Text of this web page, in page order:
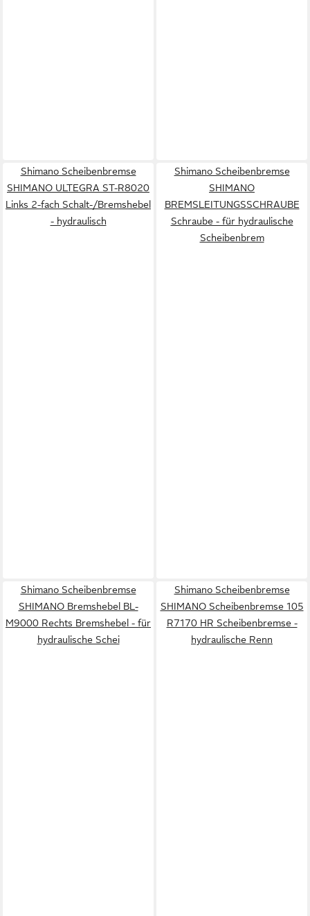
Shimano Scheibenbremse
SHIMANO ULTEGRA ST-R8020
Links 2-fach Schalt-/Bremshebel
- hydraulisch
Shimano Scheibenbremse
SHIMANO
BREMSLEITUNGSSCHRAUBE
Schraube - für hydraulische
Scheibenbrem
Shimano Scheibenbremse
SHIMANO Bremshebel BL-
M9000 Rechts Bremshebel - für
hydraulische Schei
Shimano Scheibenbremse
SHIMANO Scheibenbremse 105
R7170 HR Scheibenbremse -
hydraulische Renn